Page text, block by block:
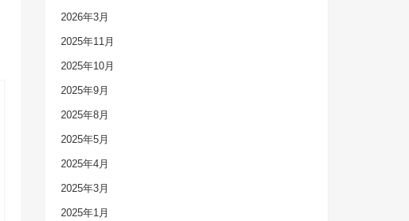
2026年3月
2025年11月
2025年10月
2025年9月
2025年8月
2025年5月
2025年4月
2025年3月
2025年1月